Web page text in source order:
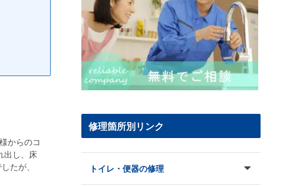
からのコ
出し、床
たが、
修理箇所別リンク
トイレ・便器の修理